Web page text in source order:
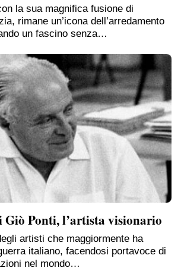
la sua magnifica fusione di
rimane un’icona dell’arredamento
un fascino senza…
Giò Ponti, l’artista visionario
artisti che maggiormente ha
italiano, facendosi portavoce di
nel mondo…